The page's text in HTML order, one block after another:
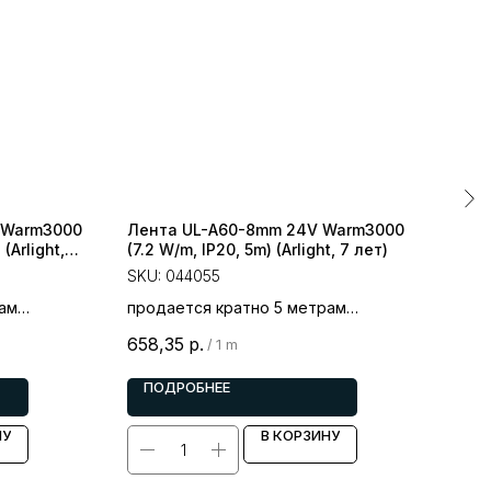
Лента UL-A60-8mm 24V Warm3000
(7.2 W/m, IP20, 5m) (Arlight, 7 лет)
SKU: 044055
продается кратно 5 метрам
658,35 р. / 1 m
ПОДРОБНЕЕ
В КОРЗИНУ